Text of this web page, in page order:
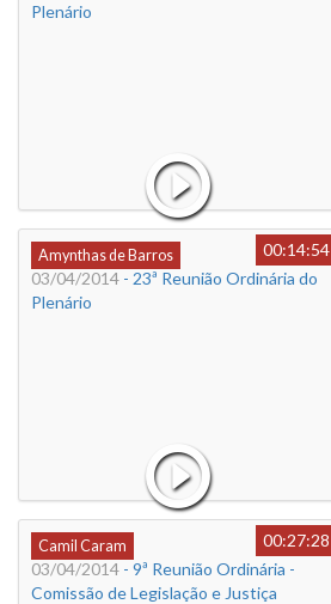
Plenário
Amynthas de Barros
00:14:54
03/04/2014 - 23ª Reunião Ordinária do
Plenário
Camil Caram
00:27:28
03/04/2014 - 9ª Reunião Ordinária -
Comissão de Legislação e Justiça